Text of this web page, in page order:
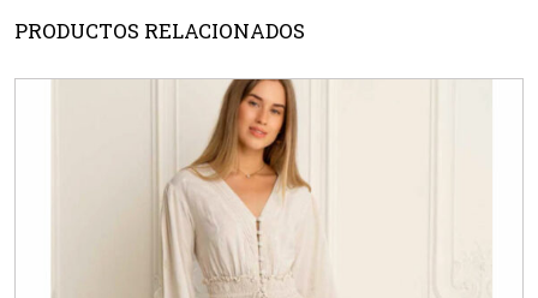
PRODUCTOS RELACIONADOS